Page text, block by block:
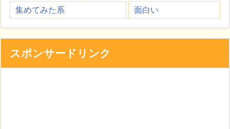
集めてみた系
面白い
スポンサードリンク